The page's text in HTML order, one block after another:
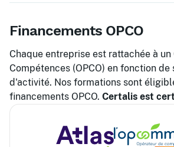
Financements OPCO
Chaque entreprise est rattachée à
Compétences (OPCO) en fonction de
d'activité. Nos formations sont
financements OPCO. Certalis est